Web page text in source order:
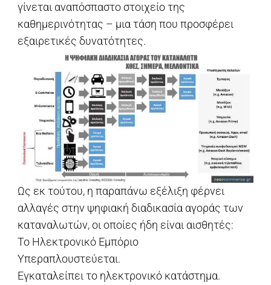
γίνεται αναπόσπαστο στοιχείο της
καθημερινότητας – μια τάση που προσφέρει
εξαιρετικές δυνατότητες.
Ως εκ τούτου, η παραπάνω εξέλιξη φέρνει
αλλαγές στην ψηφιακή διαδικασία αγοράς των
καταναλωτών, οι οποίες ήδη είναι αισθητές:
Το Ηλεκτρονικό Εμπόριο
Υπεραπλουστεύεται.
Εγκαταλείπει το ηλεκτρονικό κατάστημα.